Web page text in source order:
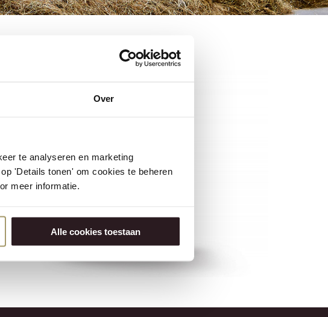
Over
te analyseren en marketing
'Details tonen' om cookies te beheren
meer informatie.
Alle cookies toestaan